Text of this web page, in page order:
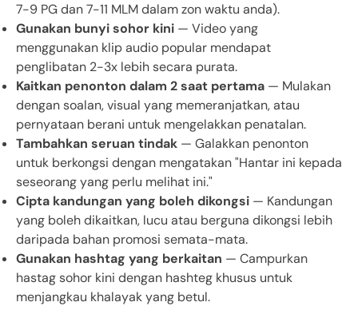
7-9 PG dan 7-11 MLM dalam zon waktu anda).
Gunakan bunyi sohor kini — Video yang
menggunakan klip audio popular mendapat
penglibatan 2-3x lebih secara purata.
Kaitkan penonton dalam 2 saat pertama — Mulakan
dengan soalan, visual yang memeranjatkan, atau
pernyataan berani untuk mengelakkan penatalan.
Tambahkan seruan tindak — Galakkan penonton
untuk berkongsi dengan mengatakan "Hantar ini kepada
seseorang yang perlu melihat ini."
Cipta kandungan yang boleh dikongsi — Kandungan
yang boleh dikaitkan, lucu atau berguna dikongsi lebih
daripada bahan promosi semata-mata.
Gunakan hashtag yang berkaitan — Campurkan
hastag sohor kini dengan hashteg khusus untuk
menjangkau khalayak yang betul.